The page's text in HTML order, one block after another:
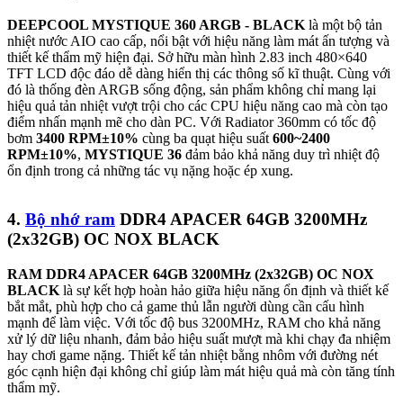
DEEPCOOL MYSTIQUE 360 ARGB - BLACK là một bộ tản
nhiệt nước AIO cao cấp, nổi bật với hiệu năng làm mát ấn tượng và
thiết kế thẩm mỹ hiện đại. Sở hữu màn hình 2.83 inch 480×640
TFT LCD độc đáo dễ dàng hiển thị các thông số kĩ thuật. Cùng với
đó là thống đèn ARGB sống động, sản phẩm không chỉ mang lại
hiệu quả tản nhiệt vượt trội cho các CPU hiệu năng cao mà còn tạo
điểm nhấn mạnh mẽ cho dàn PC. Với Radiator 360mm có tốc độ
bơm 3400 RPM±10% cùng ba quạt hiệu suất 600~2400
RPM±10%, MYSTIQUE 36 đảm bảo khả năng duy trì nhiệt độ
ổn định trong cả những tác vụ nặng hoặc ép xung.
4. Bộ nhớ ram DDR4 APACER 64GB 3200MHz
(2x32GB) OC NOX BLACK
RAM DDR4 APACER 64GB 3200MHz (2x32GB) OC NOX
BLACK là sự kết hợp hoàn hảo giữa hiệu năng ổn định và thiết kế
bắt mắt, phù hợp cho cả game thủ lẫn người dùng cần cấu hình
mạnh để làm việc. Với tốc độ bus 3200MHz, RAM cho khả năng
xử lý dữ liệu nhanh, đảm bảo hiệu suất mượt mà khi chạy đa nhiệm
hay chơi game nặng. Thiết kế tản nhiệt bằng nhôm với đường nét
góc cạnh hiện đại không chỉ giúp làm mát hiệu quả mà còn tăng tính
thẩm mỹ.